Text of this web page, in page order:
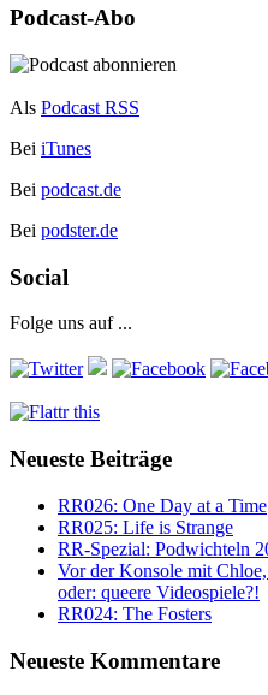
Podcast-Abo
Als Podcast RSS
Bei iTunes
Bei podcast.de
Bei podster.de
Social
Folge uns auf ...
Neueste Beiträge
RR026: One Day at a Time
RR025: Life is Strange
RR-Spezial: Podwichteln
Vor der Konsole mit
oder: queere Videospiele?!
RR024: The Fosters
Neueste Kommentare